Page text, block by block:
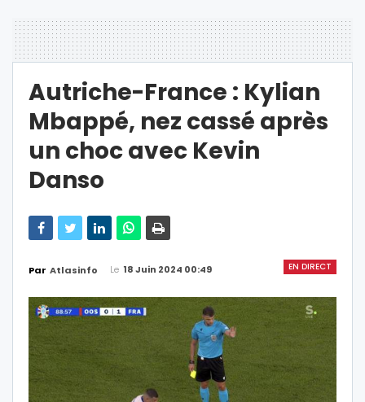
Autriche-France : Kylian
Mbappé, nez cassé après
un choc avec Kevin
Danso
EN DIRECT
Par Atlasinfo Le 18 Juin 2024 00:49